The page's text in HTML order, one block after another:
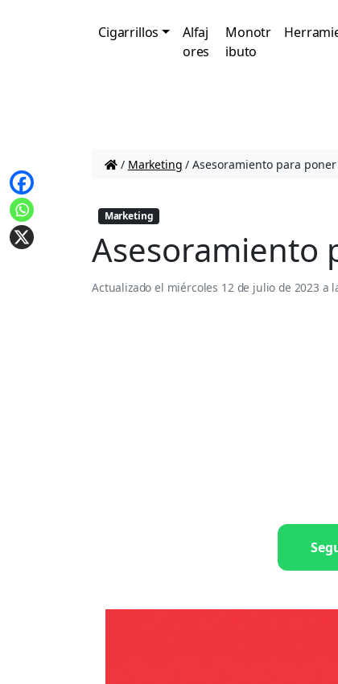
Cigarrillos
Alfaj
ores
Monotr
ibuto
/ Marketing /Asesoramiento para
Marketing
Asesoramiento
Actualizado el miércoles 12 de julio de 2023 a